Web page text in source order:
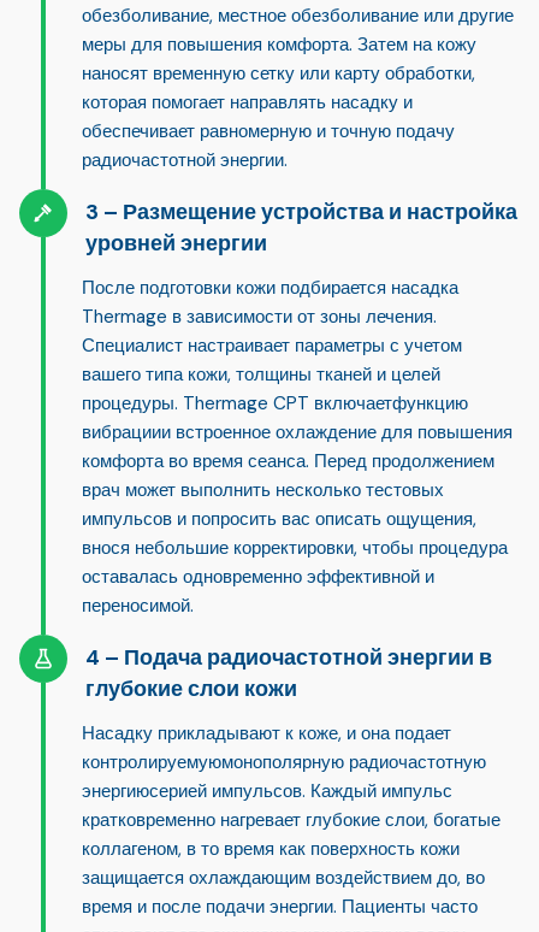
обезболивание, местное обезболивание или другие
меры для повышения комфорта. Затем на кожу
наносят временную сетку или карту обработки,
которая помогает направлять насадку и
обеспечивает равномерную и точную подачу
радиочастотной энергии.
Размещение устройства и настройка
уровней энергии
После подготовки кожи подбирается насадка
Thermage в зависимости от зоны лечения.
Специалист настраивает параметры с учетом
вашего типа кожи, толщины тканей и целей
процедуры. Thermage CPT включаетфункцию
вибрациии встроенное охлаждение для повышения
комфорта во время сеанса. Перед продолжением
врач может выполнить несколько тестовых
импульсов и попросить вас описать ощущения,
внося небольшие корректировки, чтобы процедура
оставалась одновременно эффективной и
переносимой.
Подача радиочастотной энергии в
глубокие слои кожи
Насадку прикладывают к коже, и она подает
контролируемуюмонополярную радиочастотную
энергиюсерией импульсов. Каждый импульс
кратковременно нагревает глубокие слои, богатые
коллагеном, в то время как поверхность кожи
защищается охлаждающим воздействием до, во
время и после подачи энергии. Пациенты часто